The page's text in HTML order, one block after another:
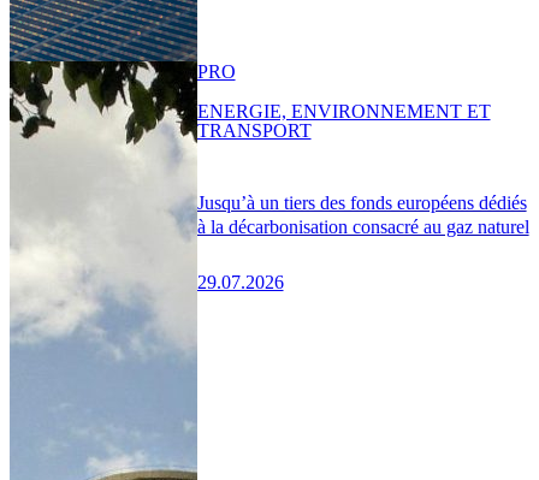
Jusqu’à un tiers des fonds européens dédiés
à la décarbonisation consacré au gaz naturel
29.07.2026
PRO
ENERGIE, ENVIRONNEMENT ET
TRANSPORT